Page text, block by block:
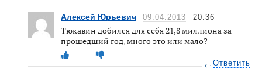
Алексей Юрьевич 09.04.2013 20:36
Тюкавин добился для себя 21,8 миллиона за
прошедший год, много это или мало?
Ответить